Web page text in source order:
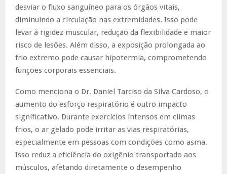
desviar o fluxo sanguíneo para os órgãos vitais,
diminuindo a circulação nas extremidades. Isso pode
levar à rigidez muscular, redução da flexibilidade e maior
risco de lesões. Além disso, a exposição prolongada ao
frio extremo pode causar hipotermia, comprometendo
funções corporais essenciais.
Como menciona o Dr. Daniel Tarciso da Silva Cardoso, o
aumento do esforço respiratório é outro impacto
significativo. Durante exercícios intensos em climas
frios, o ar gelado pode irritar as vias respiratórias,
especialmente em pessoas com condições como asma.
Isso reduz a eficiência do oxigênio transportado aos
músculos, afetando diretamente o desempenho